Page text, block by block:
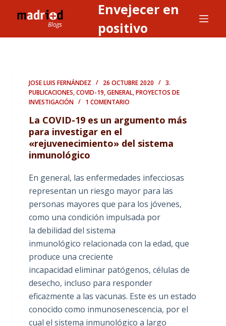
l
Envejecer en
positivo
JOSE LUIS FERNÁNDEZ 26 OCTUBRE 2020
3.
PUBLICACIONES,COVID-19,GENERAL,PROYECTOS DE
INVESTIGACIÓN
1 COMENTARIO
La COVID-19 es un argumento más
para investigar en el
«rejuvenecimiento» del sistema
inmunológico
En general, las enfermedades infecciosas
representan un riesgo mayor para las
personas mayores que para los jóvenes,
como una condición impulsada por
la debilidad del sistema
inmunológico relacionada con la edad, que
produce una creciente
incapacidad eliminar patógenos, células de
desecho, incluso para responder
eficazmente a las vacunas. Este es un estado
conocido como inmunosenescencia, por el
cual el sistema inmunológico a largo